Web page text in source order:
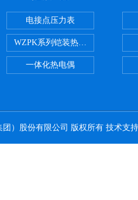
电接点压力表
WZPK系列铠装热电阻
一体化热电偶
）股份有限公司 版权所有 技术支